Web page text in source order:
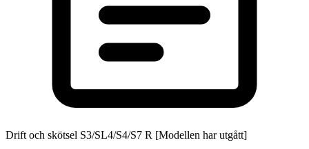
Drift och skötsel S3/SL4/S4/S7 R [Modellen har utgått]